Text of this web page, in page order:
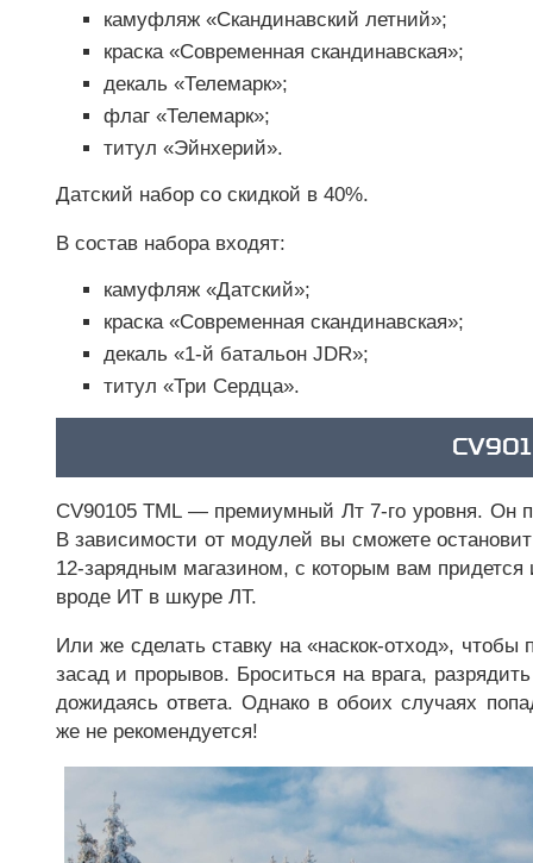
камуфляж «Скандинавский летний»;
краска «Современная скандинавская»;
декаль «Телемарк»;
флаг «Телемарк»;
титул «Эйнхерий».
Датский набор со скидкой в 40%.
В состав набора входят:
камуфляж «Датский»;
краска «Современная скандинавская»;
декаль «1-й батальон JDR»;
титул «Три Сердца».
CV90105 TML — премиумный Лт 7-го уровня. Он
В зависимости от модулей вы сможете
12-зарядным магазином, с которым вам придется
вроде ИТ в шкуре ЛТ.
Или же сделать ставку на «наскок-отход»,
засад и прорывов. Броситься на врага,
дожидаясь ответа. Однако в обоих случаях
же не рекомендуется!